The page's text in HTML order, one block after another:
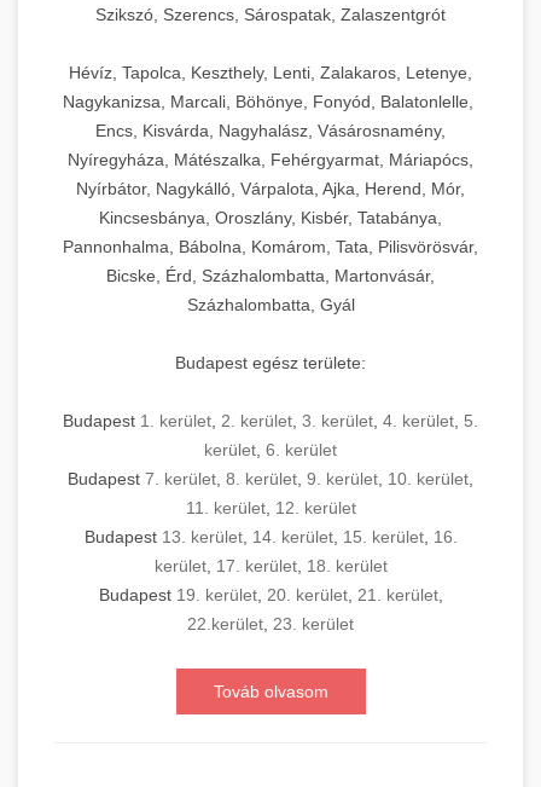
Szikszó, Szerencs, Sárospatak, Zalaszentgrót
Hévíz, Tapolca, Keszthely, Lenti, Zalakaros, Letenye,
Nagykanizsa, Marcali, Böhönye, Fonyód, Balatonlelle,
Encs, Kisvárda, Nagyhalász, Vásárosnamény,
Nyíregyháza, Mátészalka, Fehérgyarmat, Máriapócs,
Nyírbátor, Nagykálló, Várpalota, Ajka, Herend, Mór,
Kincsesbánya, Oroszlány, Kisbér, Tatabánya,
Pannonhalma, Bábolna, Komárom, Tata, Pilisvörösvár,
Bicske, Érd, Százhalombatta, Martonvásár,
Százhalombatta, Gyál
Budapest egész területe:
Budapest 1. kerület, 2. kerület, 3. kerület, 4. kerület, 5.
kerület, 6. kerület
Budapest 7. kerület, 8. kerület, 9. kerület, 10. kerület,
11. kerület, 12. kerület
Budapest 13. kerület, 14. kerület, 15. kerület, 16.
kerület, 17. kerület, 18. kerület
Budapest 19. kerület, 20. kerület, 21. kerület,
22.kerület, 23. kerület
Továb olvasom